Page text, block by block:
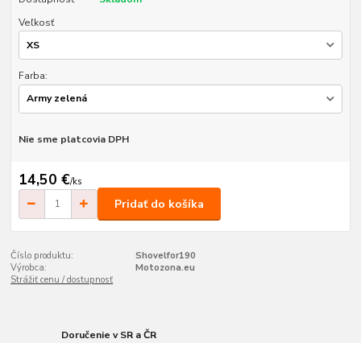
Veľkosť
Farba:
Nie sme platcovia DPH
14,50 €/ks
Pridať do košíka
Číslo produktu:
Shovelfor190
Výrobca:
Motozona.eu
Strážiť cenu / dostupnosť
Doručenie v SR a ČR